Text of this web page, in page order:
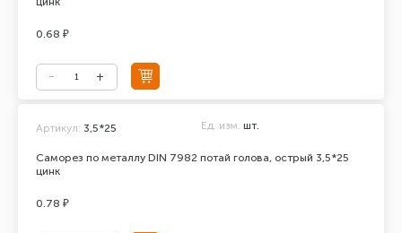
0.68 ₽
Саморез по металлу DIN 7982 потай голова, острый 3,5*25
цинк
Артикул: 3,5*25 Ед. изм. шт.
0.78 ₽